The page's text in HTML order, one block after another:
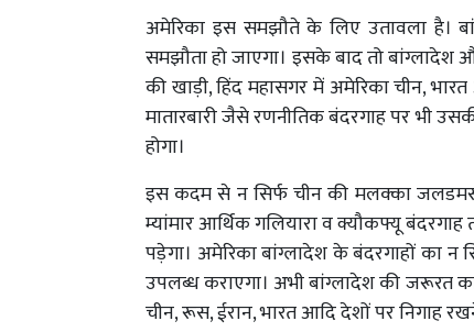
अमेरिका इस समझौते के लिए उतावला है।
समझौता हो जाएगा। इसके बाद तो
की खाड़ी, हिंद महासगर में अमेरिका चीन,
मातारबारी जैसे रणनीतिक बंदरगाह पर भी
होगा।
इस कदम से न सिर्फ चीन की मलक्का
म्यांमार आर्थिक गलियारा व क्यौकफ्यू
पड़ेगा। अमेरिका बांग्लादेश के बंदरगाहों का
उपलब्ध कराएगा। अभी बांग्लादेश की जरूरत
चीन, रूस, ईरान, भारत आदि देशों पर निगाह